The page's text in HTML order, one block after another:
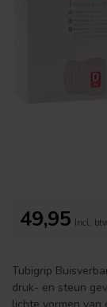
49,95 Incl.
Tubigrip
druk- en steun